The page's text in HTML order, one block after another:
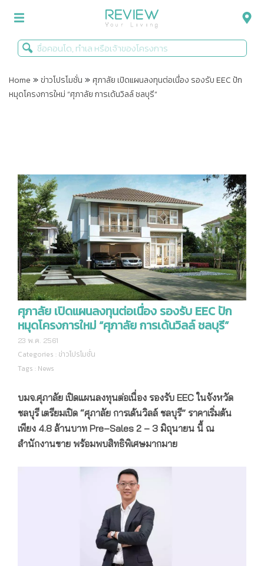
รีวิวคอนโด
Infographic
ข่าวโปรโมชั่น
Home »ข่าวโปรโมชั่น »ศุภาลัย เปิดแผนลงทุนต่อเนื่อง รองรับ EEC ปัก
หมุดโครงการใหม่ “ศุภาลัย การเด้นวิลล์ ชลบุรี”
ศุภาลัย เปิดแผนลงทุนต่อเนื่อง รองรับ EEC ปัก
หมุดโครงการใหม่ “ศุภาลัย การเด้นวิลล์ ชลบุรี”
23 พ.ค. 2561
Categories : ข่าวโปรโมชั่น
Tags : News
บมจ.ศุภาลัย เปิดแผนลงทุนต่อเนื่อง รองรับ EEC ในจังหวัด
ชลบุรี เตรียมเปิด “ศุภาลัย การเด้นวิลล์ ชลบุรี” ราคาเริ่มต้น
เพียง 4.8 ล้านบาท Pre–Sales 2 – 3 มิถุนายน นี้ ณ
สำนักงานขาย พร้อมพบสิทธิพิเศษมากมาย